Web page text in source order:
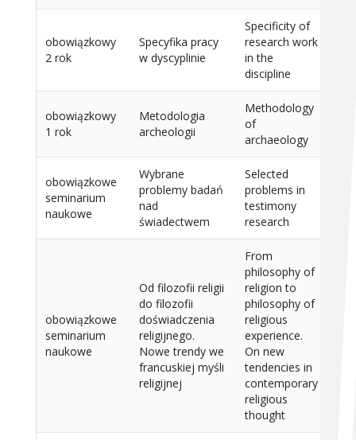
obowiązkowy
2 rok
Specyfika pracy
w dyscyplinie
Specificity of
research work
in the
discipline
obowiązkowy
1 rok
Metodologia
archeologii
Methodology
of
archaeology
obowiązkowe
seminarium
naukowe
Wybrane
problemy badań
nad
świadectwem
Selected
problems in
testimony
research
obowiązkowe
seminarium
naukowe
Od filozofii religii
do filozofii
doświadczenia
religijnego.
Nowe trendy we
francuskiej myśli
religijnej
From
philosophy of
religion to
philosophy of
religious
experience.
On new
tendencies in
contemporary
religious
thought